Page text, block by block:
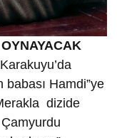
babası Hamdi”ye
dizide